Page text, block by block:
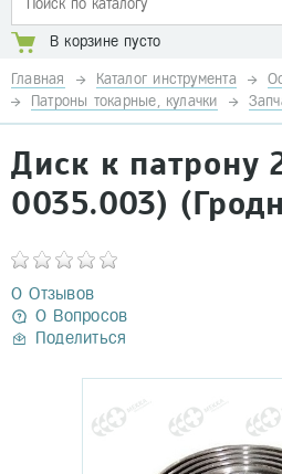
В корзине пусто
Главная Каталог инструмента
Патроны токарные, кулачки
Диск к патрону
0035.003)
0 Отзывов
0 Вопросов
Поделиться